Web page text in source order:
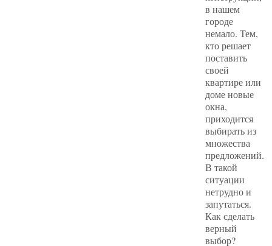
в нашем
городе
немало. Тем,
кто решает
поставить
своей
квартире или
доме новые
окна,
приходится
выбирать из
множества
предложений.
В такой
ситуации
нетрудно и
запутаться.
Как сделать
верный
выбор?